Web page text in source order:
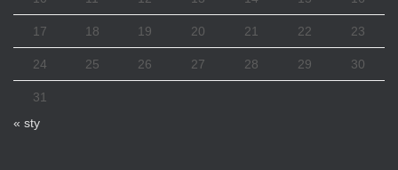
17 18 19 20 21 22 23
24 25 26 27 28 29 30
31
« sty